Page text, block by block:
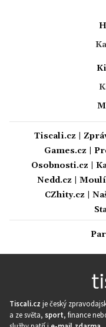
Tiscali.cz
Games.cz
Osobnosti.cz
Nedd.cz
CZhity.cz
Tiscali.cz je český
a ze světa, sport, finance